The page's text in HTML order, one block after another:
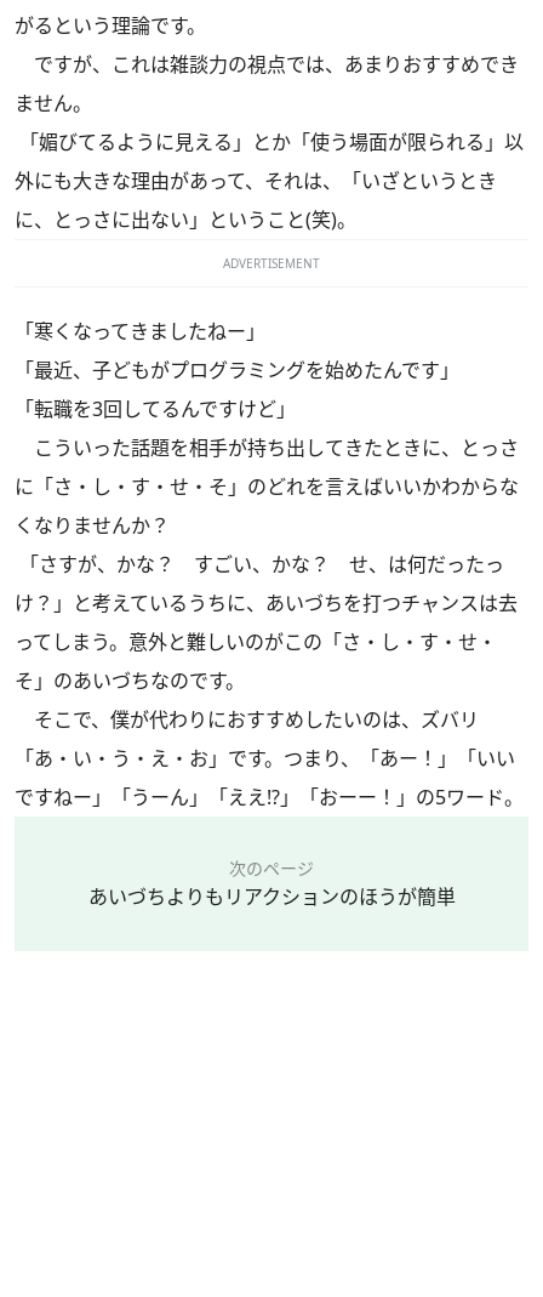
がるという理論です。
ですが、これは雑談力の視点では、あまりおすすめでき
ません。
「媚びてるように見える」とか「使う場面が限られる」以
外にも大きな理由があって、それは、「いざというとき
に、とっさに出ない」ということ(笑)。
ADVERTISEMENT
「寒くなってきましたねー」
「最近、子どもがプログラミングを始めたんです」
「転職を3回してるんですけど」
こういった話題を相手が持ち出してきたときに、とっさ
に「さ・し・す・せ・そ」のどれを言えばいいかわからな
くなりませんか？
「さすが、かな？ すごい、かな？ せ、は何だったっ
け？」と考えているうちに、あいづちを打つチャンスは去
ってしまう。意外と難しいのがこの「さ・し・す・せ・
そ」のあいづちなのです。
そこで、僕が代わりにおすすめしたいのは、ズバリ
「あ・い・う・え・お」です。つまり、「あー！」「いい
ですねー」「うーん」「ええ!?」「おーー！」の5ワード。
次のページ
あいづちよりもリアクションのほうが簡単